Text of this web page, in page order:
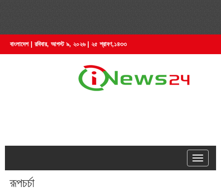
বাংলাদেশ | রবিবার, আগস্ট ৯, ২০২৬ | ২৫ শ্রাবণ,১৪৩৩
রূপচর্চা